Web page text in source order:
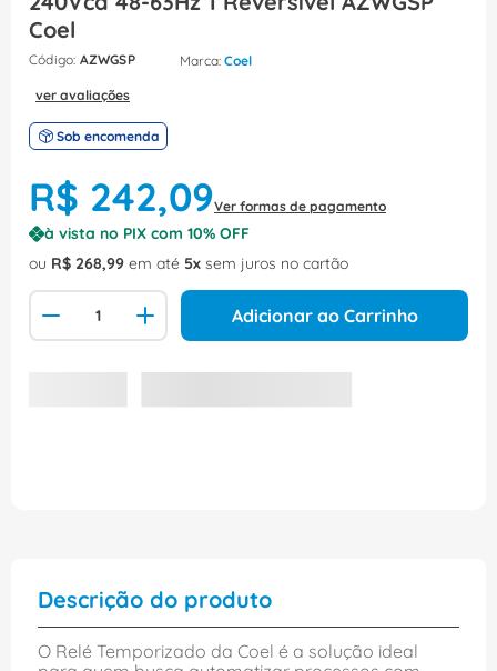
Coel
: AZWGSP Coel
ver avaliações
Sob encomenda
R$ 242,09Ver formas de pagamento
à vista no PIX com 10% OFF
ou R$ 268,99 em até 5 sem juros no cartão
Adicionar ao Carrinho
Descrição do produto
O Relé Temporizado da Coel é a solução ideal